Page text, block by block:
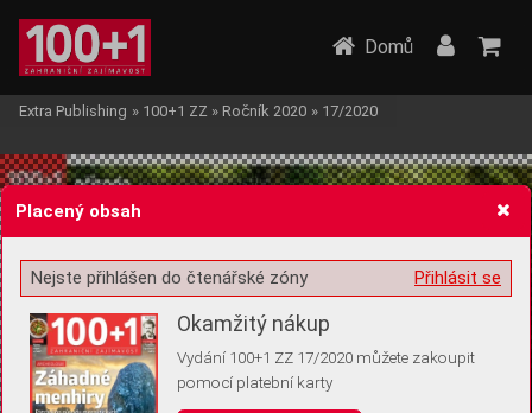
Žádost o souhlas s ukládáním volitelných informací
Domů
Extra Publishing » 100+1 ZZ » Ročník 2020 » 17/2020
Placený obsah
Přihlásit se
Nejste přihlášen do čtenářské zóny
Okamžitý nákup
Vydání 100+1 ZZ 17/2020 můžete zakoupit
pomocí platební karty